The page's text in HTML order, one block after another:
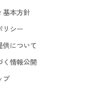
基本方針
リシー
供について
く情報公開
プ